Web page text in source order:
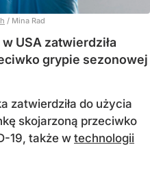
/ Mina Rad
USA zatwierdziła
grypie sezonowej
zatwierdziła do użycia
skojarzoną przeciwko
19, także w technologii